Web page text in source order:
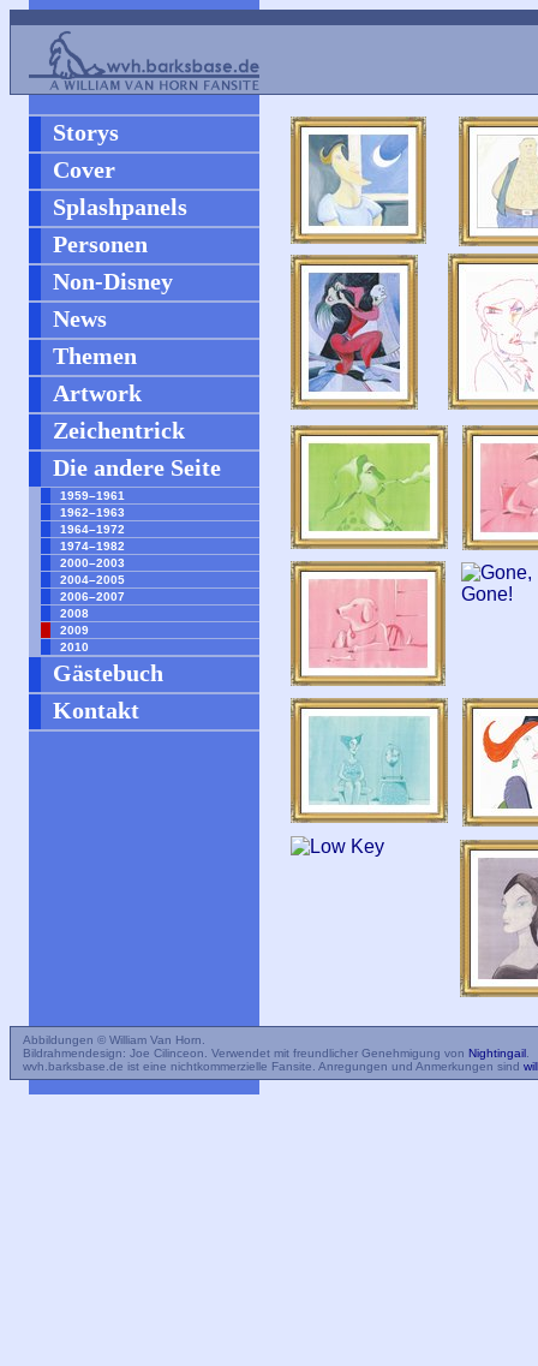
Storys
Cover
Splashpanels
Personen
Non-Disney
News
Themen
Artwork
Zeichentrick
Die andere Seite
1959–1961
1962–1963
1964–1972
1974–1982
2000–2003
2004–2005
2006–2007
2008
2009
2010
Gästebuch
Kontakt
Abbildungen © William Van Horn.
Bildrahmendesign: Joe Cilinceon. Verwendet mit freundlicher Genehmigung von Nightingail.
wvh.barksbase.de ist eine nichtkommerzielle Fansite. Anregungen und Anmerkungen sind